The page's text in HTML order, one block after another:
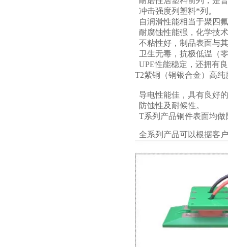
冲击强度列塑料*列。
自润滑性能相当于聚四
耐腐蚀性能强，化学技
不粘性好，制品表面与
卫生无毒，抗极低温（
UPE性能稳定，还拥有
T2紫铜（铜银合金）高
导电性能佳，具有良好
防蚀性及耐候性。
T系列产品铜件表面均做
全系列产品可以根据客